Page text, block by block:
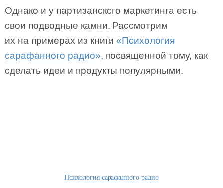
Однако и у партизанского маркетинга есть
свои подводные камни. Рассмотрим
их на примерах из книги «Психология
сарафанного радио», посвященной тому, как
сделать идеи и продукты популярными.
Психология сарафанного радио